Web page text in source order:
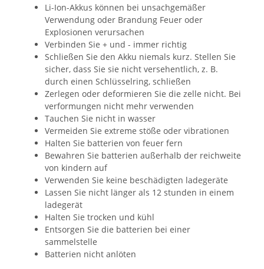
Li-Ion-Akkus können bei unsachgemäßer
Verwendung oder Brandung Feuer oder
Explosionen verursachen
Verbinden Sie + und - immer richtig
Schließen Sie den Akku niemals kurz. Stellen Sie
sicher, dass Sie sie nicht versehentlich, z. B.
durch einen Schlüsselring, schließen
Zerlegen oder deformieren Sie die zelle nicht. Bei
verformungen nicht mehr verwenden
Tauchen Sie nicht in wasser
Vermeiden Sie extreme stöße oder vibrationen
Halten Sie batterien von feuer fern
Bewahren Sie batterien außerhalb der reichweite
von kindern auf
Verwenden Sie keine beschädigten ladegeräte
Lassen Sie nicht länger als 12 stunden in einem
ladegerät
Halten Sie trocken und kühl
Entsorgen Sie die batterien bei einer
sammelstelle
Batterien nicht anlöten